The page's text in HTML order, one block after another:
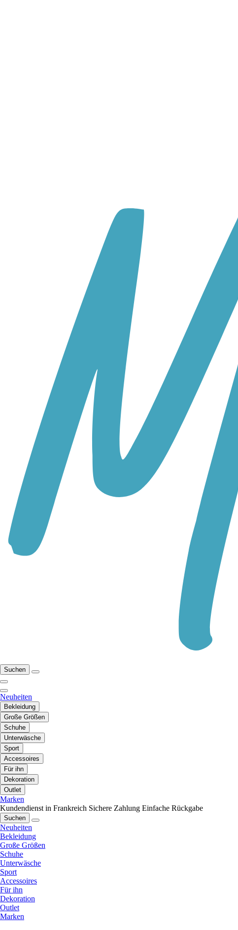
Suchen
Neuheiten
Bekleidung
Große Größen
Schuhe
Unterwäsche
Sport
Accessoires
Für ihn
Dekoration
Outlet
Marken
Kundendienst in Frankreich Sichere Zahlung Einfache Rückgabe
Suchen
Neuheiten
Bekleidung
Große Größen
Schuhe
Unterwäsche
Sport
Accessoires
Für ihn
Dekoration
Outlet
Marken